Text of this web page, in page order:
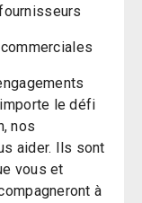
le défi
nos
aider. Ils sont
vous et
à